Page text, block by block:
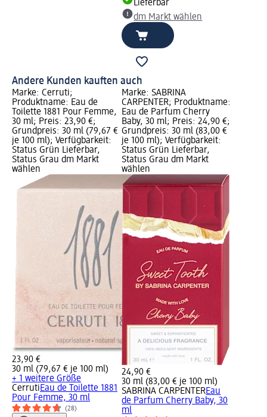
Lieferbar
dm Markt wählen
Andere Kunden kauften auch
Marke: Cerruti;
Produktname: Eau de
Toilette 1881 Pour Femme,
30 ml; Preis: 23,90 €;
Grundpreis: 30 ml (79,67 €
je 100 ml); Verfügbarkeit:
Status Grün Lieferbar,
Status Grau dm Markt
wählen
23,90 €
30 ml (79,67 € je 100 ml)
+ 1 weitere Größe
CerrutiEau de Toilette 1881
Pour Femme, 30 ml
(28)
Marke: SABRINA
CARPENTER; Produktname:
Eau de Parfum Cherry
Baby, 30 ml; Preis: 24,90 €;
Grundpreis: 30 ml (83,00 €
je 100 ml); Verfügbarkeit:
Status Grün Lieferbar,
Status Grau dm Markt
wählen
24,90 €
30 ml (83,00 € je 100 ml)
SABRINA CARPENTEREau
de Parfum Cherry Baby, 30
ml